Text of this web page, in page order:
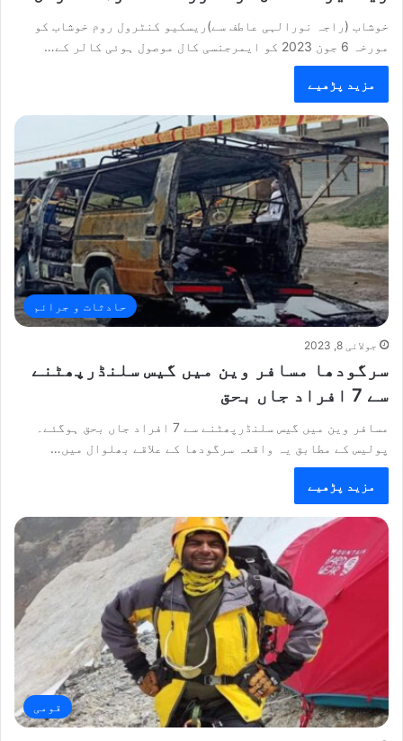
خوشاب (راجہ نورالہی عاطف سے)ریسکیو کنٹرول روم خوشاب کو
مورخہ 6 جون 2023 کو ایمرجنسی کال موصول ہوئی کالر کے…
مزید پڑھیے
حادثات و جرائم
جولائی 8, 2023
سرگودھا مسافر وین میں گیس سلنڈرپھٹنے
سے 7 افراد جاں بحق
مسافر وین میں گیس سلنڈرپھٹنے سے 7 افراد جاں بحق ہوگئے۔
پولیس کے مطابق یہ واقعہ سرگودھا کے علاقے بھلوال میں…
مزید پڑھیے
قومی